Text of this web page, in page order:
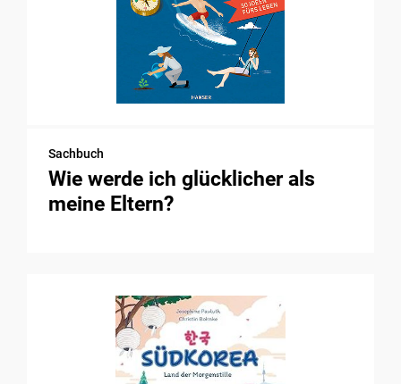
Sachbuch
Wie werde ich glücklicher als
meine Eltern?